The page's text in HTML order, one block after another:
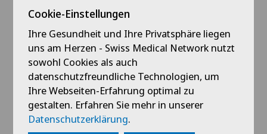
Bänderriss / Bandverletzung
Bandscheibenprothese | Künstliche
Bandscheibe
Bandscheibenvorfall
Schilddrüsenkrebs können sein:
anhaltende Heiserkeit
das sogenannte Horner-Syndrom, welches
aufgrund von Schädigungen der Nervenbahnen
entsteht; hierbei ist die Pupille eines Auges
verengt, der Augapfel dieses Auges eingesunken
und das Augenlid des betroffenen Auges hängt
herab.
Cookie-Einstellungen
Ihre Gesundheit und Ihre Privatsphäre liegen
uns am Herzen - Swiss Medical Network nutzt
sowohl Cookies als auch
datenschutzfreundliche Technologien, um
Ihre Webseiten-Erfahrung optimal zu
gestalten. Erfahren Sie mehr in unserer
Datenschutzerklärung.